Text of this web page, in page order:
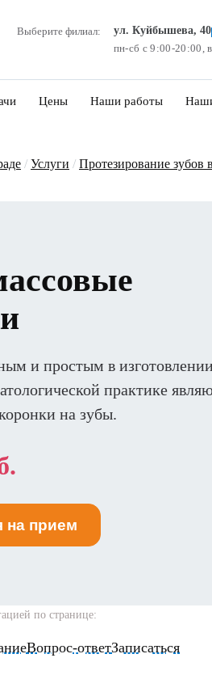
Выберите филиал:
ул. Куйбышева, 40
пн-сб с 9:00-20:00,
Цены Наши работы
/ Услуги / Протезирование зубов
и простым в
практике
на зубы.
на прием
по странице:
Вопрос-ответЗаписаться